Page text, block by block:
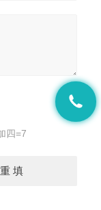
四=7